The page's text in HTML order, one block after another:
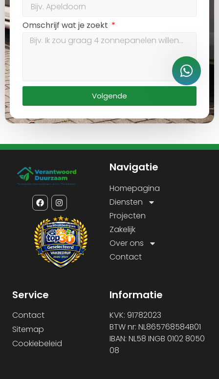
Omschrijf wat je zoekt
Volgende
Navigatie
Homepagina
Diensten
Projecten
Zakelijk
Over ons
Contact
Service
Contact
Sitemap
Cookiebeleid
Informatie
KVK: 91782023
BTW nr: NL865768584B01
IBAN: NL58 INGB 0102 8050
08